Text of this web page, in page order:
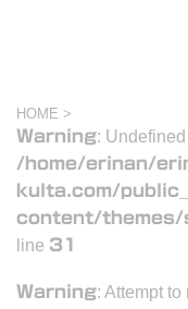
HOME >
Warning:
/home/erinan/
kulta.com/
content/
line 31
Warning: Attempt